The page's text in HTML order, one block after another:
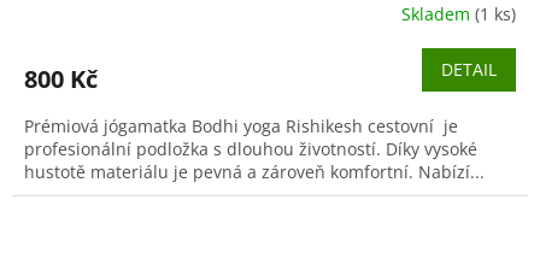
Skladem (1 ks)
800 Kč DETAIL
Prémiová jógamatka Bodhi yoga Rishikesh cestovní je
profesionální podložka s dlouhou životností. Díky vysoké
hustotě materiálu je pevná a zároveň komfortní. Nabízí...